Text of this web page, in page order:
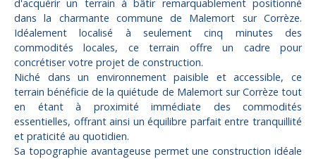
d'acquérir un terrain à bâtir remarquablement positionné
dans la charmante commune de Malemort sur Corrèze.
Idéalement localisé à seulement cinq minutes des
commodités locales, ce terrain offre un cadre pour
concrétiser votre projet de construction.
Niché dans un environnement paisible et accessible, ce
terrain bénéficie de la quiétude de Malemort sur Corrèze tout
en étant à proximité immédiate des commodités
essentielles, offrant ainsi un équilibre parfait entre tranquillité
et praticité au quotidien.
Sa topographie avantageuse permet une construction idéale